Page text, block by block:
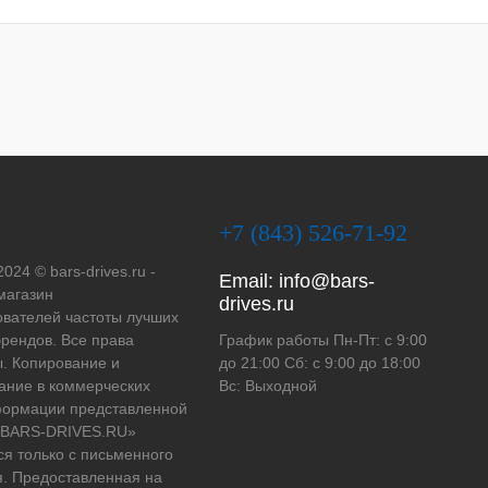
© bars-drives.ru -
частоты лучших
Все права
Копирование и
в коммерческих
представленной
DRIVES.RU»
только с письменного
Предоставленная на
+7 (843) 526-71-92
Email: info@bars-
drives.ru
График работы Пн-Пт: с 9:00
до 21:00 Сб: с 9:00 до 18:00
Вс: Выходной